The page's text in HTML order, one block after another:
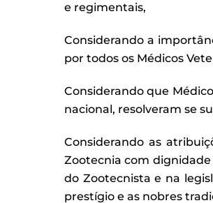
e regimentais,
Considerando a
por todos os Médicos
Considerando que
nacional, resolveram se
Considerando as
Zootecnia com dignidade
do Zootecnista e na
prestígio e as nobres